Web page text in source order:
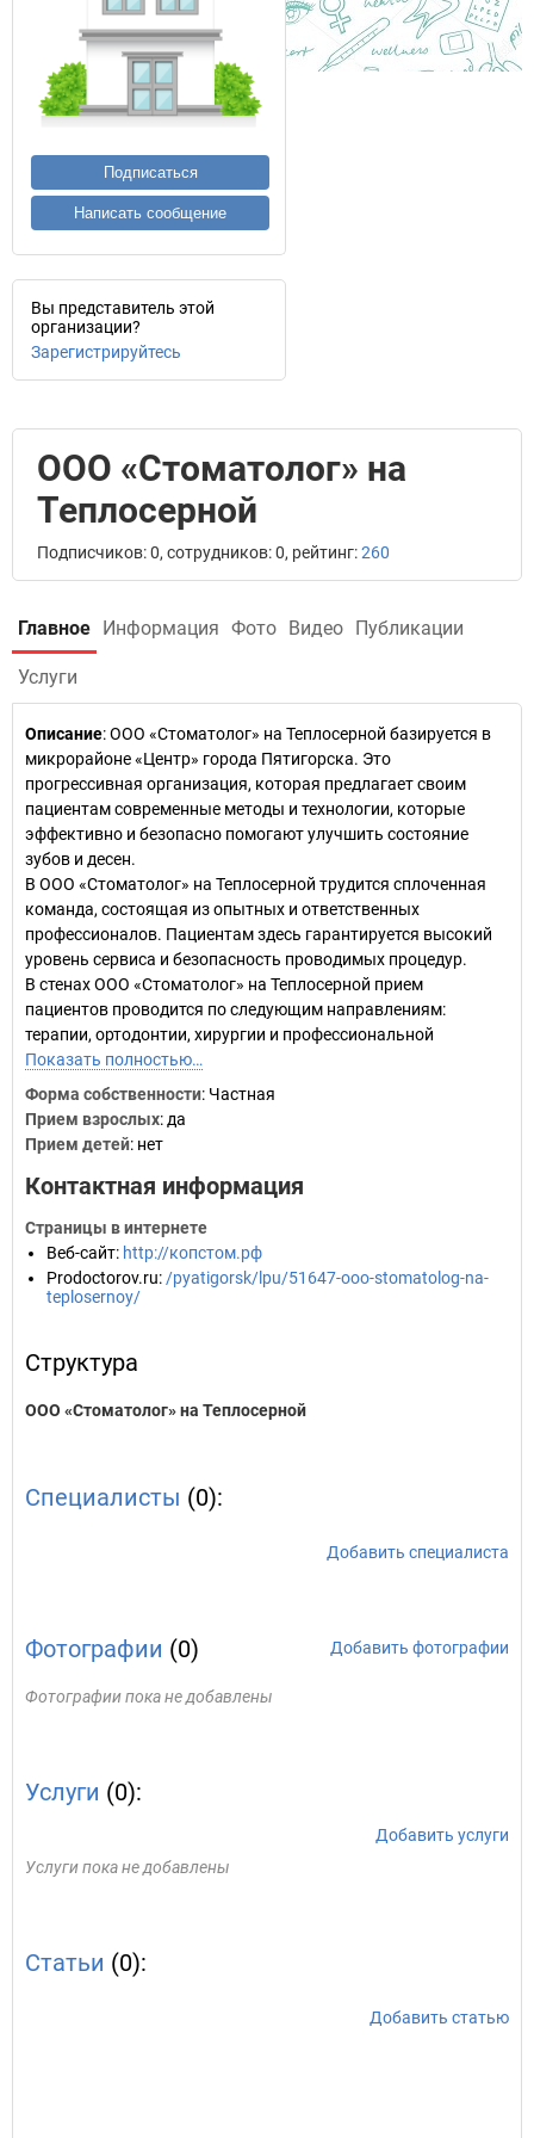
Подписаться
Написать сообщение
Вы представитель этой
организации?
Зарегистрируйтесь
ООО «Стоматолог» на
Теплосерной
Подписчиков: 0, сотрудников: 0, рейтинг:260
Главное Информация Фото Видео Публикации
Услуги
Описание: ООО «Стоматолог» на Теплосерной базируется в
микрорайоне «Центр» города Пятигорска. Это
прогрессивная организация, которая предлагает своим
пациентам современные методы и технологии, которые
эффективно и безопасно помогают улучшить состояние
зубов и десен.
В ООО «Стоматолог» на Теплосерной трудится сплоченная
команда, состоящая из опытных и ответственных
профессионалов. Пациентам здесь гарантируется высокий
уровень сервиса и безопасность проводимых процедур.
В стенах ООО «Стоматолог» на Теплосерной прием
пациентов проводится по следующим направлениям:
терапии, ортодонтии, хирургии и профессиональной
Показать полностью…
Форма собственности: Частная
Прием взрослых: да
Прием детей: нет
Контактная информация
Страницы в интернете
Веб-сайт: http://копстом.рф
Prodoctorov.ru: /pyatigorsk/lpu/51647-ooo-stomatolog-na-
teplosernoy/
Структура
ООО «Стоматолог» на Теплосерной
Специалисты (0):
Добавить специалиста
Фотографии (0) Добавить фотографии
Фотографии пока не добавлены
Услуги (0):
Добавить услуги
Услуги пока не добавлены
Статьи (0):
Добавить статью